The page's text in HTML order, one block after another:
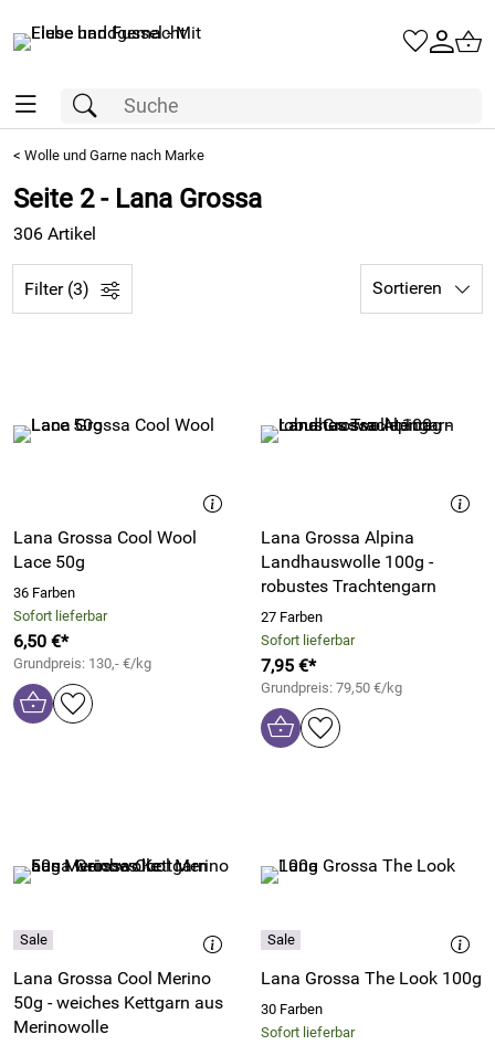
< Wolle und Garne nach Marke
Seite 2 - Lana Grossa
306 Artikel
Filter (3) Sortieren
Lana Grossa Cool Wool
Lace 50g
36 Farben
Sofort lieferbar
6,50 €*
Grundpreis: 130,- €/kg
Lana Grossa Alpina
Landhauswolle 100g -
robustes Trachtengarn
27 Farben
Sofort lieferbar
7,95 €*
Grundpreis: 79,50 €/kg
Lana Grossa Cool Merino
50g - weiches Kettgarn aus
Merinowolle
Lana Grossa The Look 100g
30 Farben
Sofort lieferbar